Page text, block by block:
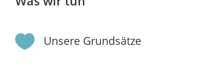
 Unsere Grundsätze